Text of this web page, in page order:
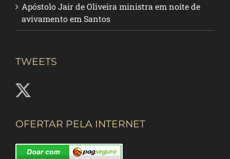
Apóstolo Jair de Oliveira ministra em noite de
avivamento em Santos
TWEETS
OFERTAR PELA INTERNET